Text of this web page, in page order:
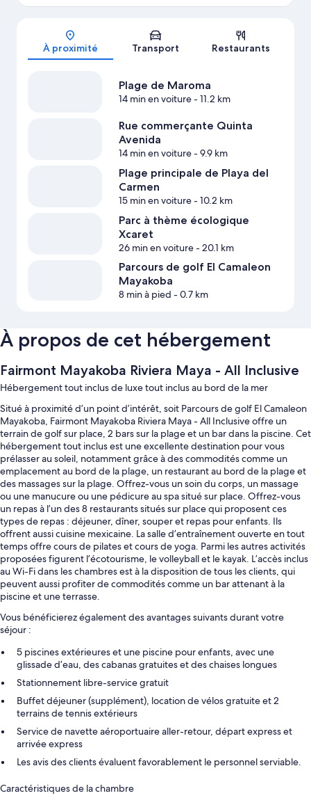
À proximité Transport Restaurants
Plage de Maroma
14 min en voiture- 11.2 km
Rue commerçante Quinta
Avenida
14 min en voiture- 9.9 km
Plage principale de Playa del
Carmen
15 min en voiture- 10.2 km
Parc à thème écologique
Xcaret
26 min en voiture- 20.1 km
Parcours de golf El Camaleon
Mayakoba
8 min à pied - 0.7 km
À propos de cet hébergement
Fairmont Mayakoba Riviera Maya - All Inclusive
Hébergement tout inclus de luxe tout inclus au bord de la mer
Situé à proximité d’un point d’intérêt, soit Parcours de golf El Camaleon
Mayakoba, Fairmont Mayakoba Riviera Maya - All Inclusive offre un
terrain de golf sur place, 2 bars sur la plage et un bar dans la piscine. Cet
hébergement tout inclus est une excellente destination pour vous
prélasser au soleil, notamment grâce à des commodités comme un
emplacement au bord de la plage, un restaurant au bord de la plage et
des massages sur la plage. Offrez-vous un soin du corps, un massage
ou une manucure ou une pédicure au spa situé sur place. Offrez-vous
un repas à l’un des 8 restaurants situés sur place qui proposent ces
types de repas : déjeuner, dîner, souper et repas pour enfants. Ils
offrent aussi cuisine mexicaine. La salle d’entraînement ouverte en tout
temps offre cours de pilates et cours de yoga. Parmi les autres activités
proposées figurent l’écotourisme, le volleyball et le kayak. L’accès inclus
au Wi-Fi dans les chambres est à la disposition de tous les clients, qui
peuvent aussi profiter de commodités comme un bar attenant à la
piscine et une terrasse.
Vous bénéficierez également des avantages suivants durant votre
séjour :
5 piscines extérieures et une piscine pour enfants, avec une
glissade d’eau, des cabanas gratuites et des chaises longues
Stationnement libre-service gratuit
Buffet déjeuner (supplément), location de vélos gratuite et 2
terrains de tennis extérieurs
Service de navette aéroportuaire aller-retour, départ express et
arrivée express
Les avis des clients évaluent favorablement le personnel serviable.
Caractéristiques de la chambre